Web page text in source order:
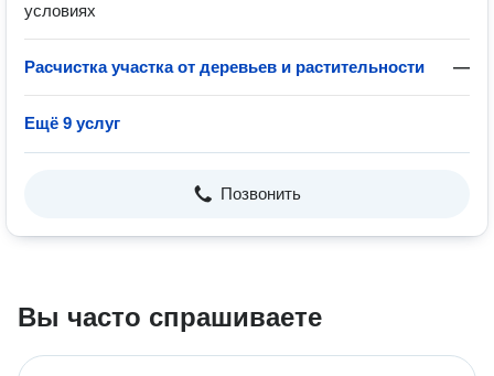
условиях
Расчистка участка от деревьев и растительности —
Ещё 9 услуг
Позвонить
Вы часто спрашиваете